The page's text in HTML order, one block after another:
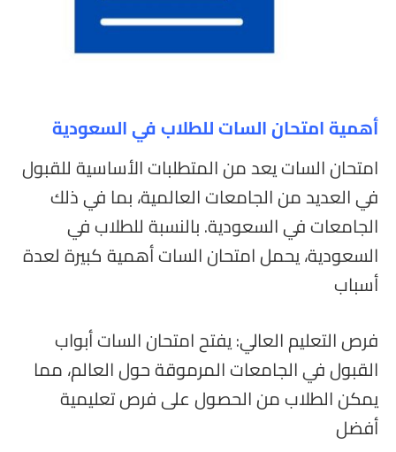
أهمية امتحان السات للطلاب في السعودية
امتحان السات يعد من المتطلبات الأساسية للقبول
في العديد من الجامعات العالمية، بما في ذلك
الجامعات في السعودية. بالنسبة للطلاب في
السعودية، يحمل امتحان السات أهمية كبيرة لعدة
أسباب
فرص التعليم العالي: يفتح امتحان السات أبواب
القبول في الجامعات المرموقة حول العالم، مما
يمكن الطلاب من الحصول على فرص تعليمية
أفضل